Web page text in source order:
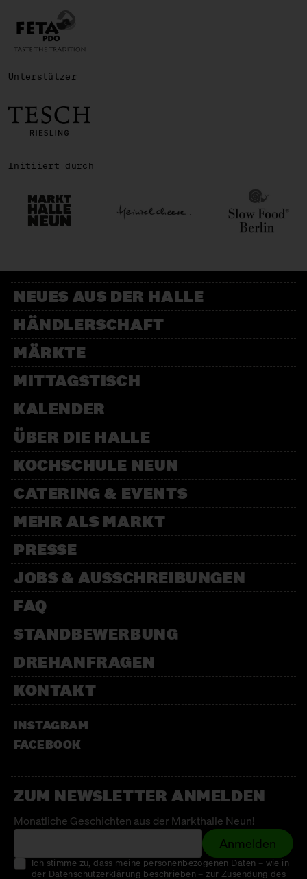
Unterstützer
Initiiert durch
NEUES AUS DER HALLE
HÄNDLERSCHAFT
MÄRKTE
MITTAGSTISCH
KALENDER
ÜBER DIE HALLE
KOCHSCHULE NEUN
CATERING & EVENTS
MEHR ALS MARKT
PRESSE
JOBS & AUSSCHREIBUNGEN
FAQ
STANDBEWERBUNG
DREHANFRAGEN
KONTAKT
INSTAGRAM
FACEBOOK
ZUM NEWSLETTER ANMELDEN
Monatliche Geschichten aus der Markthalle Neun!
Anmelden
Ich stimme zu, dass meine personenbezogenen Daten – wie in
der Datenschutzerklärung beschrieben – zur Zusendung des